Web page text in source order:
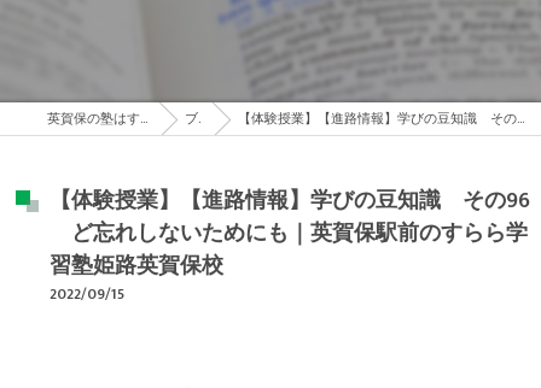
英賀保の塾はすらら学習塾 姫路英賀保校 ブログ 【体験授業】【進路情報】学びの豆知識 その96 ど忘れしないためにも｜英賀保駅前のすらら学習塾姫路英賀保校
【体験授業】【進路情報】学びの豆知識 その96
ど忘れしないためにも｜英賀保駅前のすらら学
習塾姫路英賀保校
2022/09/15